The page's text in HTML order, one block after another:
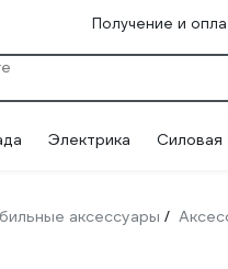
Получение и
Электрика Силовая
аксессуары /